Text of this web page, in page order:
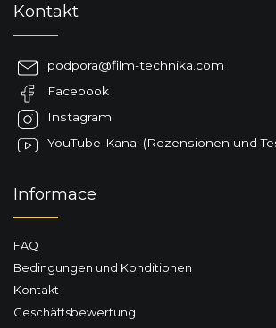
Kontakt
podpora@film-technika.com
Facebook
Instagram
YouTube-Kanal (Rezensionen und
Informace
FAQ
Bedingungen und Konditionen
Kontakt
Geschäftsbewertung